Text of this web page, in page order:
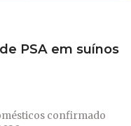
PSA em suínos
confirmado